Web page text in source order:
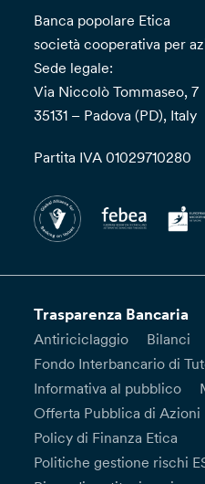
Banca popolare Etica
società cooperativa per
Sede legale:
Via Niccolò Tommaseo, 7
35131 – Padova (PD), Italy
Partita IVA 01029710280
Trasparenza Bancaria
Antiriciclaggio
Bilanci
Fondo Interbancario di
Informativa al pubblico
Offerta Pubblica di Azioni
Policy di Finanza Etica
Politiche gestione rischi